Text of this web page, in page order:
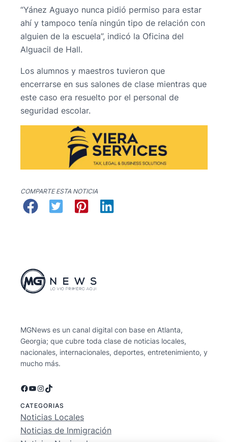
“Yánez Aguayo nunca pidió permiso para estar
ahí y tampoco tenía ningún tipo de relación con
alguien de la escuela”, indicó la Oficina del
Alguacil de Hall.
Los alumnos y maestros tuvieron que
encerrarse en sus salones de clase mientras que
este caso era resuelto por el personal de
seguridad escolar.
COMPARTE ESTA NOTICIA
MGNews es un canal digital con base en Atlanta,
Georgia; que cubre toda clase de noticias locales,
nacionales, internacionales, deportes, entretenimiento, y
mucho más.
Facebook
YouTube
Instagram
TikTok
CATEGORIAS
Noticias Locales
Noticias de Inmigración